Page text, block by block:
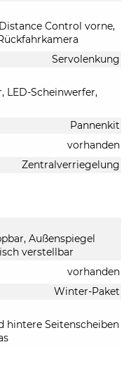
Control vorne,
Servolenkung
LED-Scheinwerfer,
Pannenkit
vorhanden
Zentralverriegelung
Außenspiegel
verstellbar
vorhanden
Winter-Paket
hintere Seitenscheiben